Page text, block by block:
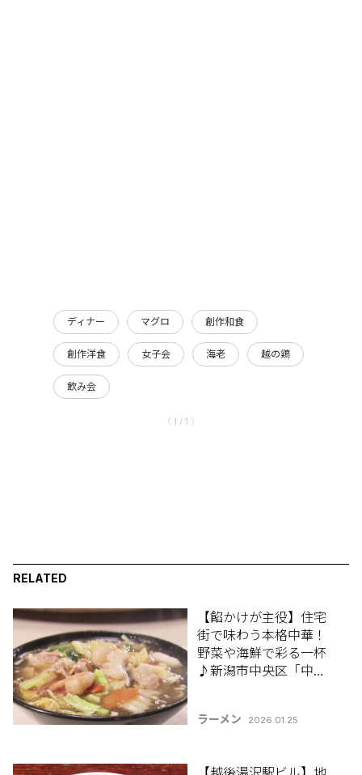
ディナー マグロ 創作和食
創作洋食 女子会 海老 越の鶏
飲み会
〈 1 / 1 〉
RELATED
【餡かけが主役】住宅
街で味わう本格中華！
野菜や海鮮で彩る一杯
♪新潟市中央区「中国
ラーメン 2026.01.25